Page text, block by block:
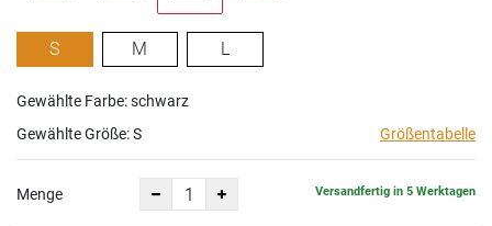
S M L
Gewählte Farbe: schwarz
Gewählte Größe:S Größentabelle
Menge Versandfertig in 5 Werktagen